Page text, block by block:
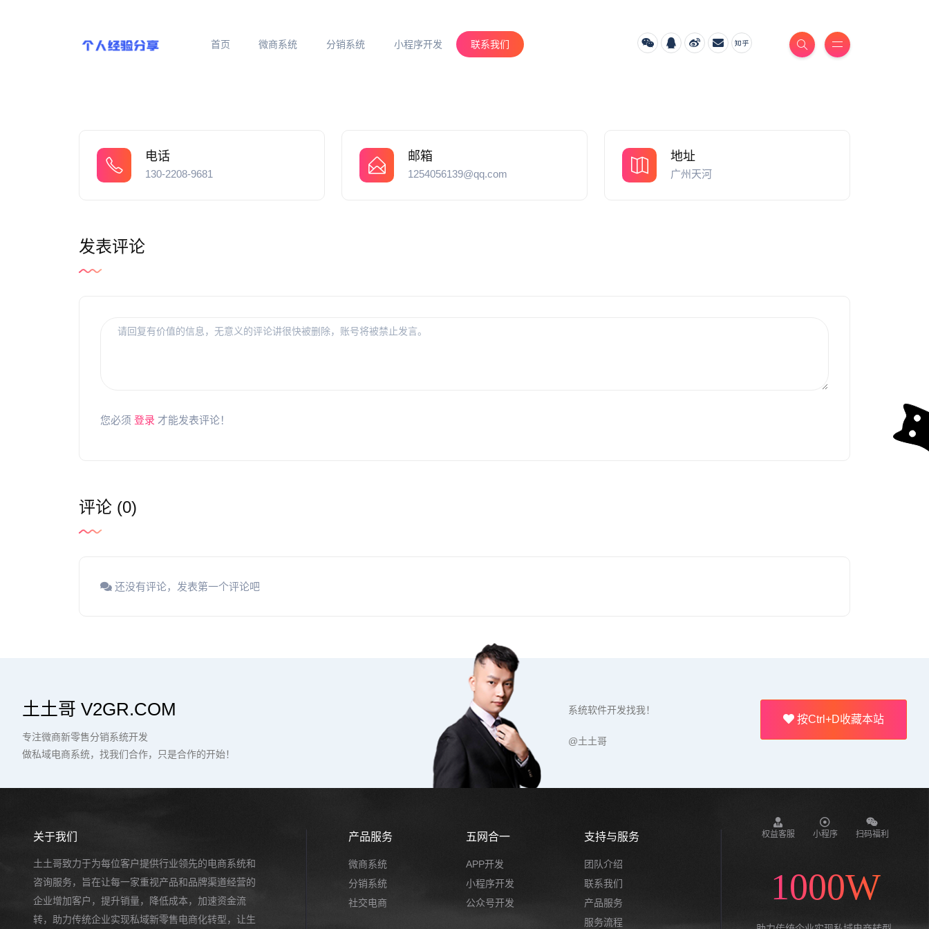
首页 微商系统 分销系统 小程序开发 联系我们
电话
130-2208-9681
邮箱
1254056139@qq.com
地址
广州天河
发表评论
您必须 登录 才能发表评论！
评论 (0)
还没有评论，发表第一个评论吧
土土哥 V2GR.COM
专注微商新零售分销系统开发
做私域电商系统，找我们合作，只是合作的开始！
按Ctrl+D收藏本站
系统软件开发找我！
@土土哥
关于我们
土土哥致力于为每位客户提供行业领先的电商系统和
咨询服务，旨在让每一家重视产品和品牌渠道经营的
企业增加客户，提升销量，降低成本，加速资金流
转，助力传统企业实现私域新零售电商化转型，让生
产品服务
微商系统
分销系统
社交电商
五网合一
APP开发
小程序开发
公众号开发
支持与服务
团队介绍
联系我们
产品服务
服务流程
权益客服 小程序 扫码福利
1000W